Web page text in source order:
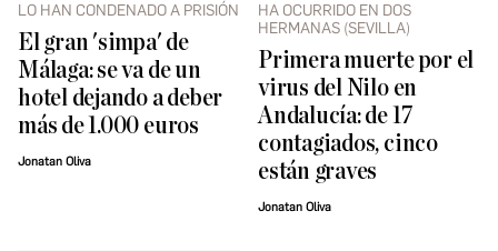
LO HAN CONDENADO A PRISIÓN
El gran 'simpa' de
Málaga: se va de un
hotel dejando a deber
más de 1.000 euros
Jonatan Oliva
HA OCURRIDO EN DOS
HERMANAS (SEVILLA)
Primera muerte por el
virus del Nilo en
Andalucía: de 17
contagiados, cinco
están graves
Jonatan Oliva